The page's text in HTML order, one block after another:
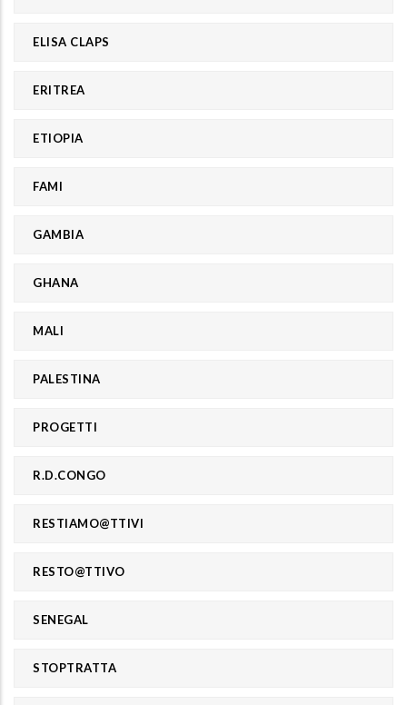
ELISA CLAPS
ERITREA
ETIOPIA
FAMI
GAMBIA
GHANA
MALI
PALESTINA
PROGETTI
R.D.CONGO
RESTIAMO@TTIVI
RESTO@TTIVO
SENEGAL
STOPTRATTA